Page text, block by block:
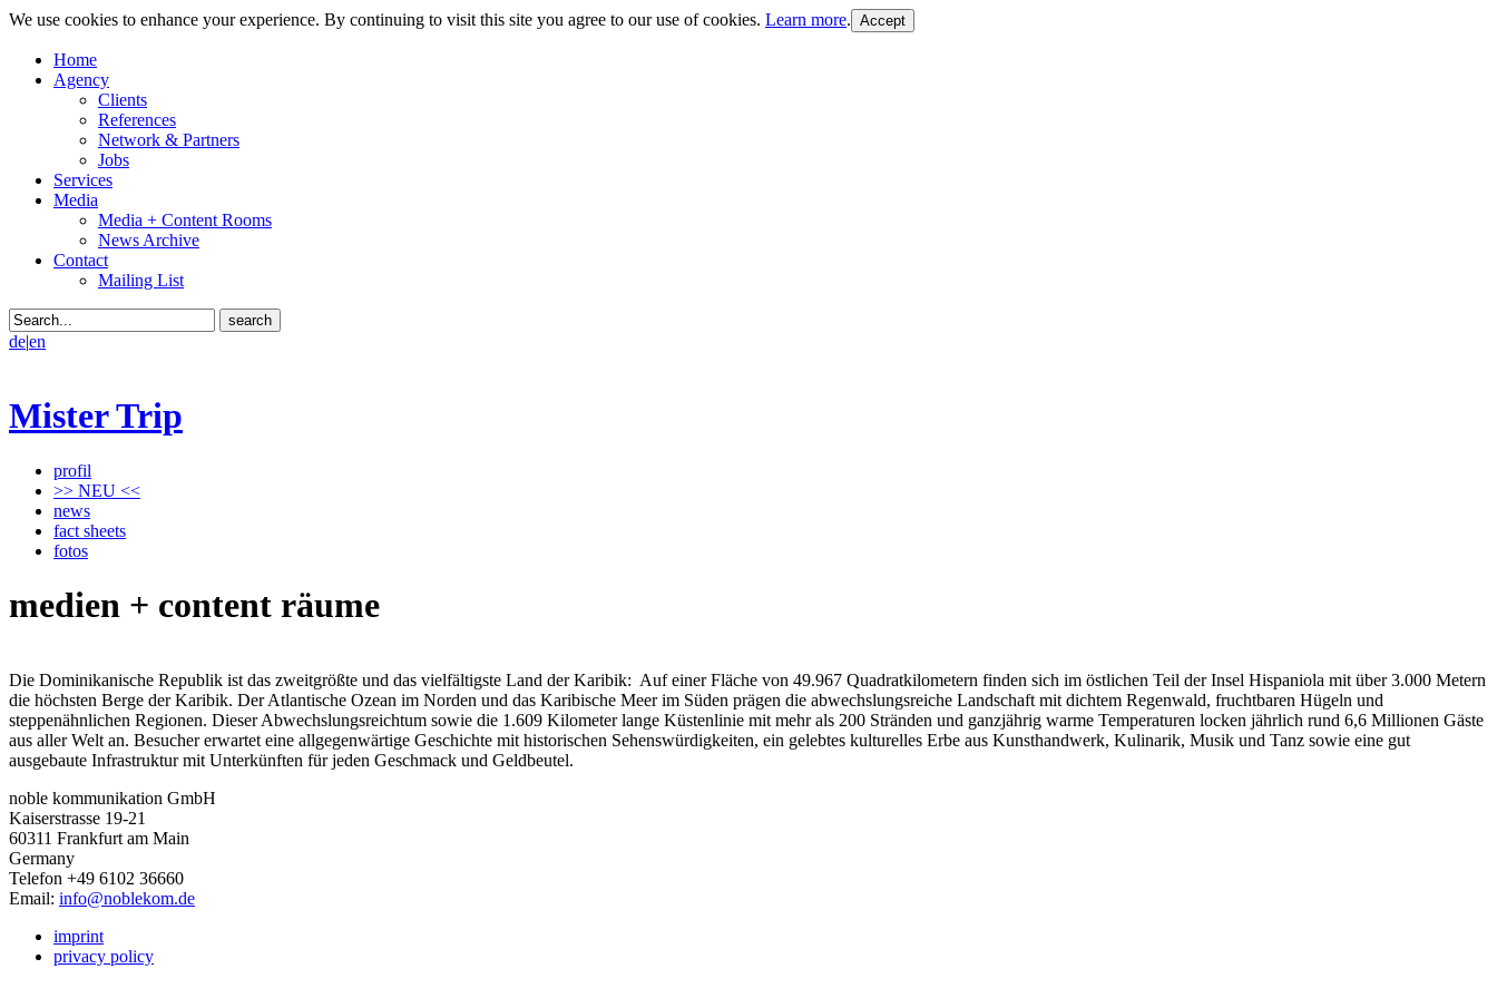
We use cookies to enhance your experience. By continuing to visit this site you agree to our use of cookies. Learn more.
Home
Agency
Clients
References
Network & Partners
Jobs
Services
Media
Media + Content Rooms
News Archive
Contact
Mailing List
de|en
Mister Trip
profil
>> NEU <<
news
fact sheets
fotos
medien + content räume
Die Dominikanische Republik ist das zweitgrößte und das vielfältigste Land der Karibik: Auf einer Fläche von 49.967 Quadratkilometern finden sich im östlichen Teil der Insel Hispaniola mit über 3.000 Metern
die höchsten Berge der Karibik. Der Atlantische Ozean im Norden und das Karibische Meer im Süden prägen die abwechslungsreiche Landschaft mit dichtem Regenwald, fruchtbaren Hügeln und
steppenähnlichen Regionen. Dieser Abwechslungsreichtum sowie die 1.609 Kilometer lange Küstenlinie mit mehr als 200 Stränden und ganzjährig warme Temperaturen locken jährlich rund 6,6 Millionen Gäste
aus aller Welt an. Besucher erwartet eine allgegenwärtige Geschichte mit historischen Sehenswürdigkeiten, ein gelebtes kulturelles Erbe aus Kunsthandwerk, Kulinarik, Musik und Tanz sowie eine gut
ausgebaute Infrastruktur mit Unterkünften für jeden Geschmack und Geldbeutel.
noble kommunikation GmbH
Kaiserstrasse 19-21
60311 Frankfurt am Main
Germany
Telefon +49 6102 36660
Email: info@noblekom.de
imprint
privacy policy